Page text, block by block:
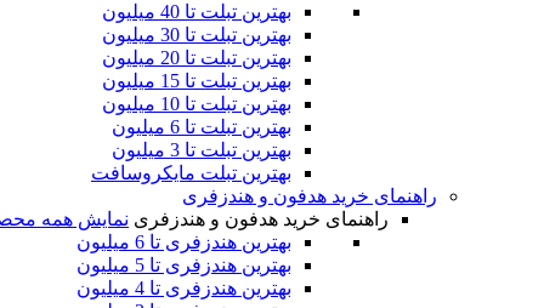
بهترین تبلت تا 40 میلیون
بهترین تبلت تا 30 میلیون
بهترین تبلت تا 20 میلیون
بهترین تبلت تا 15 میلیون
بهترین تبلت تا 10 میلیون
بهترین تبلت تا 6 میلیون
بهترین تبلت تا 3 میلیون
بهترین تبلت مایکروسافت
راهنمای خرید هدفون و هندزفری
راهنمای خرید هدفون و هندزفری نمایش همه
بهترین هندزفری تا 6 میلیون
بهترین هندزفری تا 5 میلیون
بهترین هندزفری تا 4 میلیون